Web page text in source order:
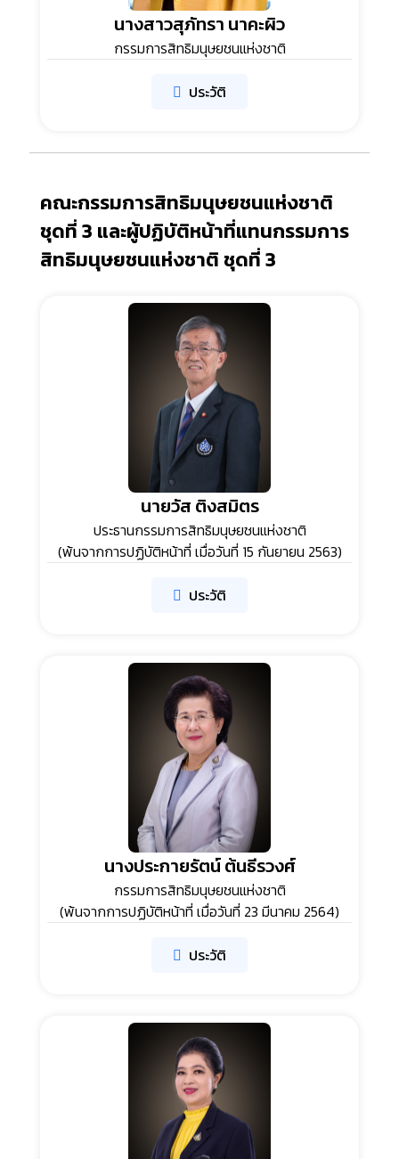
นางสาวสุภัทรา นาคะผิว
กรรมการสิทธิมนุษยชนแห่งชาติ
ประวัติ
คณะกรรมการสิทธิมนุษยชนแห่งชาติ
ชุดที่ 3 และผู้ปฏิบัติหน้าที่แทนกรรมการ
สิทธิมนุษยชนแห่งชาติ ชุดที่ 3
นายวัส ติงสมิตร
ประธานกรรมการสิทธิมนุษยชนแห่งชาติ
(พ้นจากการปฏิบัติหน้าที่ เมื่อวันที่ 15 กันยายน 2563)
ประวัติ
นางประกายรัตน์ ต้นธีรวงศ์
กรรมการสิทธิมนุษยชนแห่งชาติ
(พ้นจากการปฏิบัติหน้าที่ เมื่อวันที่ 23 มีนาคม 2564)
ประวัติ